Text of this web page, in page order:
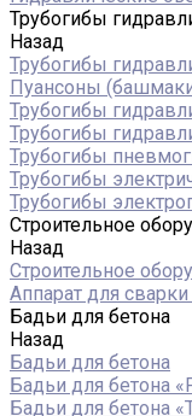
Трубогибы
Назад
Трубогибы
Пуансоны
Трубогибы
Трубогибы
Трубогибы
Трубогибы
Трубогибы
Строительное
Назад
Строительное
Аппарат для
Бадьи для бетона
Назад
Бадьи для бетона
Бадьи для бетона
Бадьи для бетона